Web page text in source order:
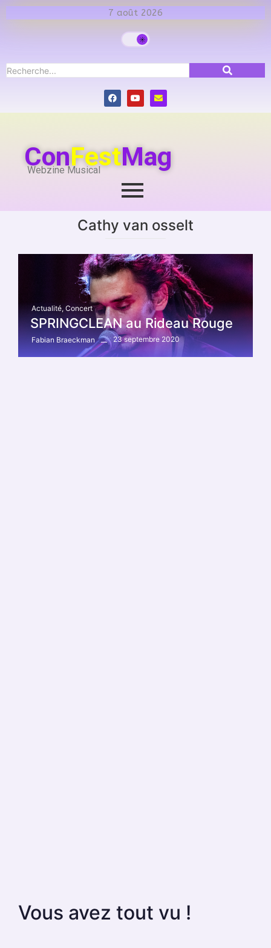
7 août 2026
ConFestMag
Webzine Musical
Cathy van osselt
Actualité, Concert
SPRINGCLEAN au Rideau Rouge
Fabian Braeckman 23 septembre 2020
Vous avez tout vu !